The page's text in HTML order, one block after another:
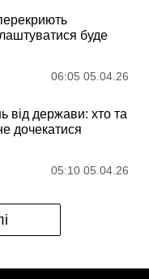
буде
06:05 05.04.26
від держави: хто та
дочекатися
05:10 05.04.26